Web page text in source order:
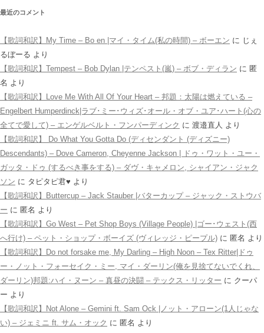
最近のコメント
【歌詞和訳】My Time – Bo en |マイ・タイム(私の時間) – ボーエン に じぇ
るぼーる より
【歌詞和訳】Tempest – Bob Dylan |テンペスト(嵐) – ボブ・ディラン に 匿
名 より
【歌詞和訳】Love Me With All Of Your Heart – 邦題：太陽は燃えている –
Engelbert Humperdinck|ラブ･ミー･ウィズ･オール・オブ・ユア･ハート(心の
全てで愛して) – エンゲルベルト・フンパーディンク に 渡邉直人 より
【歌詞和訳】 Do What You Gotta Do (ディセンダント (ディズニー)
Descendants) – Dove Cameron, Cheyenne Jackson | ドゥ・ワット・ユー・
ガッタ・ドゥ (するべき事をする) – ダヴ・キャメロン, シャイアン・ジャク
ソン に タピタピ君♥️ より
【歌詞和訳】Buttercup – Jack Stauber |バターカップ – ジャック・ストウバ
ー に 匿名 より
【歌詞和訳】Go West – Pet Shop Boys (Village People) |ゴー･ウェスト(西
へ行け) – ペット・ショップ・ボーイズ (ヴィレッジ・ピープル) に 匿名 より
【歌詞和訳】Do not forsake me, My Darling – High Noon – Tex Ritter|ドゥ
ー・ノット・フォーセイク・ミー, マイ・ダーリン(俺を見捨てないでくれ、
ダーリン)邦題:ハイ・ヌーン – 真昼の決闘 – テックス・リッター に クーパ
ー より
【歌詞和訳】Not Alone – Gemini ft. Sam Ock |ノット・アローン(1人じゃな
い) – ジェミニ ft. サム・オック に 匿名 より